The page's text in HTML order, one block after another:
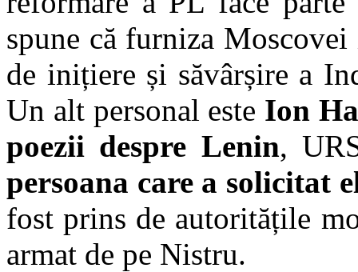
spune că furniza
de inițiere și săvârșire a
Un alt personal este Ion
poezii despre Lenin,
persoana care a solicitat
fost prins de autoritățile
armat de pe Nistru.